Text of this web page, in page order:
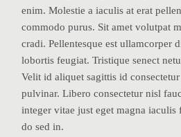
enim. Molestie a iaculis at erat
commodo purus. Sit amet volutpat
cradi. Pellentesque est ullamcorper
lobortis feugiat. Tristique senect
Velit id aliquet sagittis id
pulvinar. Libero consectetur nisl
integer vitae just eget magna iaculis
do sed in.